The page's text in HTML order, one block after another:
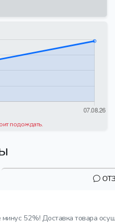
подождать.
52%! Доставка товара